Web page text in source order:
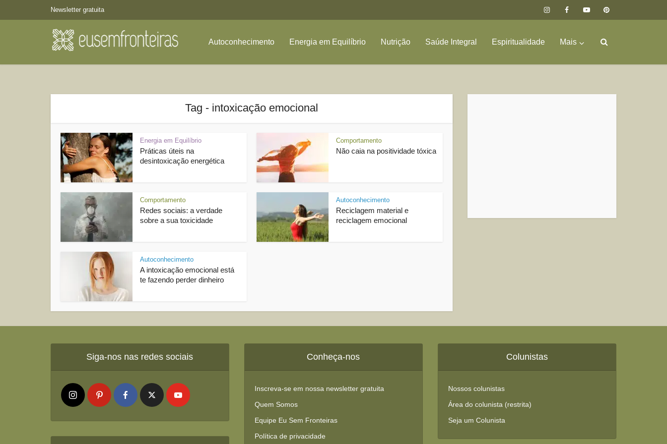
Newsletter gratuita
Autoconhecimento Energia em Equilíbrio Nutrição Saúde Integral Espiritualidade Mais
Tag - intoxicação emocional
Energia em Equilíbrio
Práticas úteis na
desintoxicação energética
Comportamento
Não caia na positividade tóxica
Comportamento
Redes sociais: a verdade
sobre a sua toxicidade
Autoconhecimento
Reciclagem material e
reciclagem emocional
Autoconhecimento
A intoxicação emocional está
te fazendo perder dinheiro
Siga-nos nas redes sociais Conheça-nos
Inscreva-se em nossa newsletter gratuita
Quem Somos
Equipe Eu Sem Fronteiras
Política de privacidade
Colunistas
Nossos colunistas
Área do colunista (restrita)
Seja um Colunista